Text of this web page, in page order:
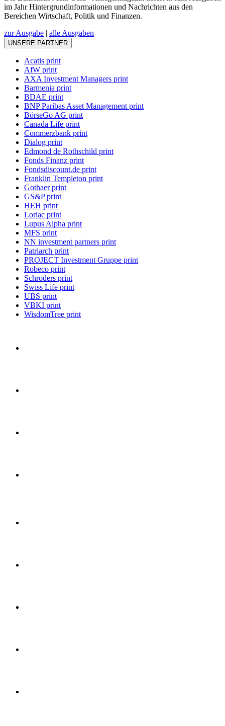
im Jahr Hintergrundinformationen und Nachrichten aus den
Bereichen Wirtschaft, Politik und Finanzen.
zur Ausgabe
alle Ausgaben
UNSERE PARTNER
Acatis print
AfW print
AXA Investment Managers print
Barmenia print
BDAE print
BNP Paribas Asset Management print
BörseGo AG print
Canada Life print
Commerzbank print
Dialog print
Edmond de Rothschild print
Fonds Finanz print
Fondsdiscount.de print
Franklin Templeton print
Gothaer print
GS&P print
HEH print
Loriac print
Lupus Alpha print
MFS print
NN investment partners print
Patriarch print
PROJECT Investment Gruppe print
Robeco print
Schroders print
Swiss Life print
UBS print
VBKI print
WisdomTree print